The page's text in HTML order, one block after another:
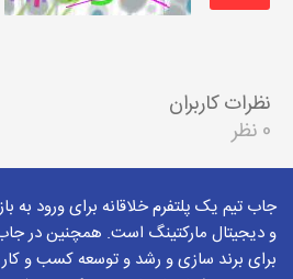
نظرات کاربران
0 نظر
جاب تیم یک پلتفرم خلاقانه برای ورود به
و دیجیتال مارکتینگ است. همچنین در
برای برند سازی و رشد و توسعه کسب و کار